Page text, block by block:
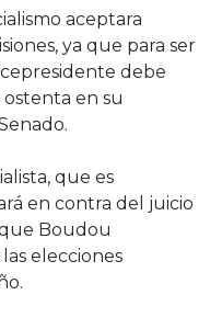
aceptara
ya que para ser
debe
en su
que es
en contra del juicio
Boudou
elecciones